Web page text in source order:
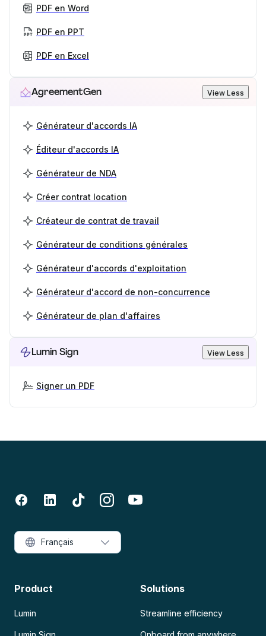
PDF en Word
PDF en PPT
PDF en Excel
AgreementGen View Less
Générateur d'accords IA
Éditeur d'accords IA
Générateur de NDA
Créer contrat location
Créateur de contrat de travail
Générateur de conditions générales
Générateur d'accords d'exploitation
Générateur d'accord de non-concurrence
Générateur de plan d'affaires
Lumin Sign View Less
Signer un PDF
Product
Lumin
Solutions
Streamline efficiency
Français